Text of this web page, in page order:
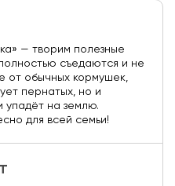
— творим полезные
съедаются и не
от обычных кормушек,
пернатых, но и
упадёт на землю.
для всей семьи!